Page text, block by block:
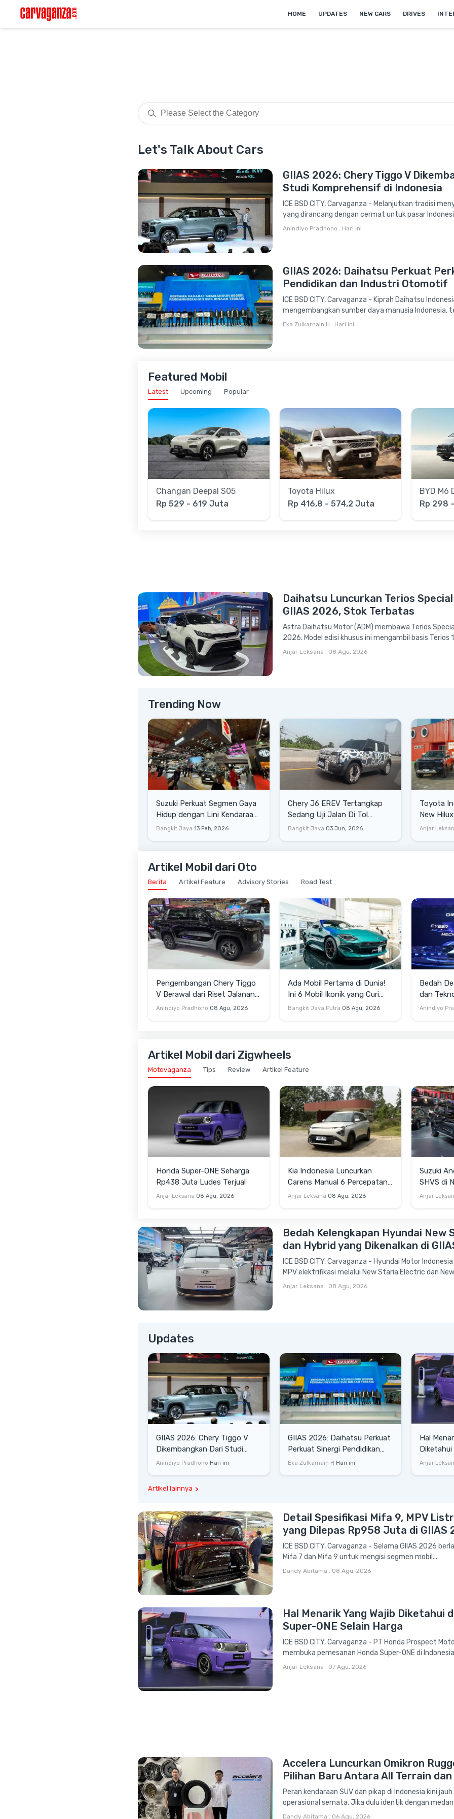
HOME UPDATES NEW CARS DRIVES
Let's Talk About Cars
GIIAS 2026: Chery Tiggo V
Studi Komprehensif di Indonesia
ICE BSD CITY, Carvaganza - Melanjutkan tradisi
yang dirancang dengan cermat untuk pasar
memperkenalkan...
Anindiyo Pradhono . Hari ini
GIIAS 2026: Daihatsu Perkuat
Pendidikan dan Industri Otomotif
ICE BSD CITY, Carvaganza - Kiprah Daihatsu
mengembangkan sumber daya manusia Indonesia,
pendidikan...
Eka Zulkarnain H . Hari ini
Featured Mobil
Latest Upcoming Popular
Changan Deepal S05
Rp 529 - 619 Juta
Toyota Hilux
Rp 416,8 - 574,2 Juta
BYD M6
Rp 298
Daihatsu Luncurkan Terios
GIIAS 2026, Stok Terbatas
Astra Daihatsu Motor (ADM) membawa Terios
2026. Model edisi khusus ini mengambil basis Terios
Anjar Leksana . 08 Agu, 2026
Trending Now
Suzuki Perkuat Segmen Gaya
Hidup dengan Lini Kendaraan
Multi-Kebutuhan di IIMS 2026
Bangkit Jaya 13 Feb, 2026
Chery J6 EREV Tertangkap
Sedang Uji Jalan Di Tol
Cikampek
Bangkit Jaya 03 Jun, 2026
Toyota
New
Jutaan
Anjar
Artikel Mobil dari Oto
Berita Artikel Feature Advisory Stories Road Test
Pengembangan Chery Tiggo
V Berawal dari Riset Jalanan
Indonesia
Anindiyo Pradhono 08 Agu, 2026
Ada Mobil Pertama di Dunia!
Ini 6 Mobil Ikonik yang Curi
Perhatian di GIIAS 2026
Bangkit Jaya Putra 08 Agu, 2026
Bedah
dan
Anindiyo
Artikel Mobil dari Zigwheels
Motovaganza Tips Review Artikel Feature
Honda Super-ONE Seharga
Rp438 Juta Ludes Terjual
Anjar Leksana 08 Agu, 2026
Kia Indonesia Luncurkan
Carens Manual 6 Percepatan,
Harga Rp269 Juta
Anjar Leksana 08 Agu, 2026
Suzuki
SHVS di
Anjar
Bedah Kelengkapan Hyundai
dan Hybrid yang Dikenalkan di
ICE BSD CITY, Carvaganza - Hyundai Motor
MPV elektrifikasi melalui New Staria Electric dan
Anjar Leksana . 08 Agu, 2026
Updates
GIIAS 2026: Chery Tiggo V
Dikembangkan Dari Studi
Komprehensif di Indonesia
Anindiyo Pradhono Hari ini
GIIAS 2026: Daihatsu Perkuat
Perkuat Sinergi Pendidikan
dan Industri Otomotif
Eka Zulkarnain H Hari ini
Hal
Diketahui
ONE
Anjar
Artikel lainnya
Detail Spesifikasi Mifa 9, MPV
yang Dilepas Rp958 Juta di GIIAS
ICE BSD CITY, Carvaganza - Selama GIIAS 2026
Mifa 7 dan Mifa 9 untuk mengisi segmen mobil...
Dandy Abitama . 08 Agu, 2026
Hal Menarik Yang Wajib Diketahui
Super-ONE Selain Harga
ICE BSD CITY, Carvaganza - PT Honda Prospect
membuka pemesanan Honda Super-ONE di
Anjar Leksana . 07 Agu, 2026
Accelera Luncurkan Omikron
Pilihan Baru Antara All Terrain
Peran kendaraan SUV dan pikap di Indonesia kini
operasional semata. Jika dulu identik dengan medan
Dandy Abitama . 06 Agu, 2026